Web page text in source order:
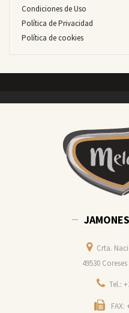
Condiciones de Uso
Política de Privacidad
Política de cookies
Crta.
49530
Tel.:
FAX: